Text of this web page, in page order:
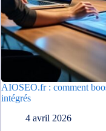
AIOSEO.fr : comment
intégrés
4 avril 2026